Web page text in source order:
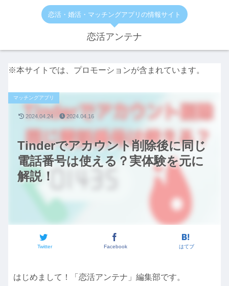
恋活・婚活・マッチングアプリの情報サイト
恋活アンテナ
※本サイトでは、プロモーションが含まれています。
Tinderでアカウント削除後に同じ
電話番号は使える？実体験を元に
解説！
マッチングアプリ
Twitter Facebook はてブ
2024.04.24 2024.04.16
はじめまして！「恋活アンテナ」編集部です。